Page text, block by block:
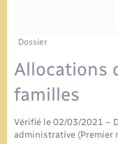
Parrainage civil
Associations
Nouvel habitant
Location de salle
Dossier
Allocations
familles
Vérifié le 02/03/2021 –
administrative (Premier